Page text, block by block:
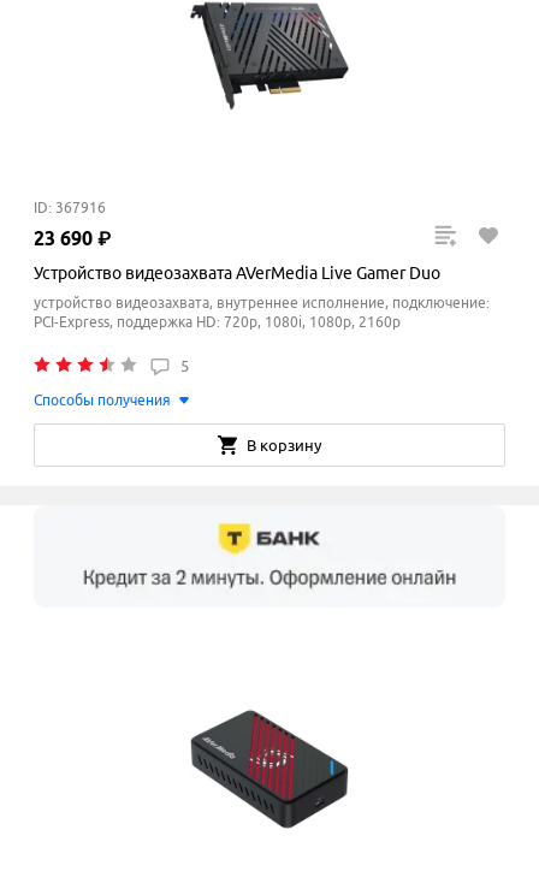
ID: 367916
23 690 ₽
Устройство видеозахвата AVerMedia Live Gamer Duo
устройство видеозахвата, внутреннее исполнение, подключение:
PCI-Express, поддержка HD: 720p, 1080i, 1080p, 2160p
5
Способы получения
В корзину